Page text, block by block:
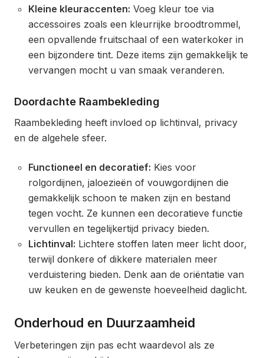
Kleine kleuraccenten: Voeg kleur toe via
accessoires zoals een kleurrijke broodtrommel,
een opvallende fruitschaal of een waterkoker in
een bijzondere tint. Deze items zijn gemakkelijk te
vervangen mocht u van smaak veranderen.
Doordachte Raambekleding
Raambekleding heeft invloed op lichtinval, privacy
en de algehele sfeer.
Functioneel en decoratief: Kies voor
rolgordijnen, jaloezieën of vouwgordijnen die
gemakkelijk schoon te maken zijn en bestand
tegen vocht. Ze kunnen een decoratieve functie
vervullen en tegelijkertijd privacy bieden.
Lichtinval: Lichtere stoffen laten meer licht door,
terwijl donkere of dikkere materialen meer
verduistering bieden. Denk aan de oriëntatie van
uw keuken en de gewenste hoeveelheid daglicht.
Onderhoud en Duurzaamheid
Verbeteringen zijn pas echt waardevol als ze